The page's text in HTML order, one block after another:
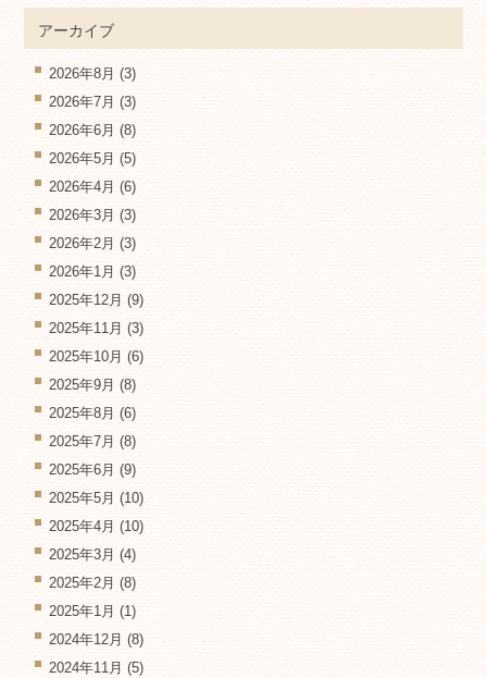
アーカイブ
2026年8月 (3)
2026年7月 (3)
2026年6月 (8)
2026年5月 (5)
2026年4月 (6)
2026年3月 (3)
2026年2月 (3)
2026年1月 (3)
2025年12月 (9)
2025年11月 (3)
2025年10月 (6)
2025年9月 (8)
2025年8月 (6)
2025年7月 (8)
2025年6月 (9)
2025年5月 (10)
2025年4月 (10)
2025年3月 (4)
2025年2月 (8)
2025年1月 (1)
2024年12月 (8)
2024年11月 (5)